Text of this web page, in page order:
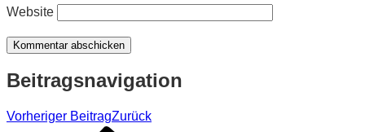
Website
Beitragsnavigation
Vorheriger BeitragZurück